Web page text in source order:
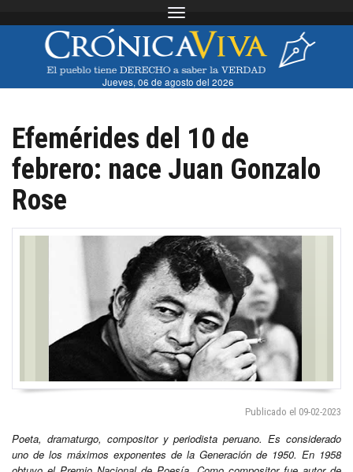
Toggle navigation
Jueves, 06 de agosto del 2026
Efemérides del 10 de
febrero: nace Juan Gonzalo
Rose
Publicado el 09-02-2023
Poeta, dramaturgo, compositor y periodista peruano. Es considerado
uno de los máximos exponentes de la Generación de 1950. En 1958